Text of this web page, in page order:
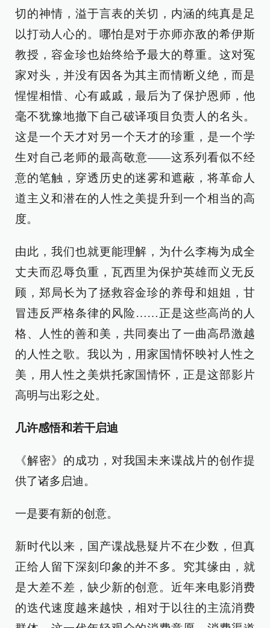
切的神情，溢于言表的关切，内涵的纯真是足
以打动人心的。哪怕是对于亦师亦敌的希伊斯
教授，容金珍也始终给予最大的尊重。这对冤
家对头，并没有因各为其主而情断义绝，而是
惺惺相惜、心有戚戚，最后为了保护恩师，他
毫不犹豫地撤下自己破译项目负责人的名头。
这是一个天才对另一个天才的珍重，是一个学
生对自己老师的最高敬意——这系列看似不经
意的笔触，穿透历史的迷雾和遮蔽，将革命人
道主义和潜在的人性之美提升到一个相当的高
度。
由此，我们也就更能理解，为什么李梅为成全
丈夫而忍辱负重，瓦西里为保护英雄而义无反
顾，郑局长为了拯救容金珍的养母和姐姐，甘
冒违反严格条律的风险……正是这些高尚的人
格、人性的善和美，共同奏出了一曲高昂激越
的人性之歌。我以为，用家国情怀映衬人性之
美，用人性之美烘托家国情怀，正是这部影片
高明与出彩之处。
几许感悟和若干启迪
《解密》的成功，对我国未来谍战片的创作提
供了诸多启迪。
一是要有新的创意。
新时代以来，国产谍战悬疑片不在少数，但真
正给人留下深刻印象的并不多。究其缘由，就
是大差不差，缺少新的创意。近年来电影消费
的迭代速度越来越快，相对于以往的主流消费